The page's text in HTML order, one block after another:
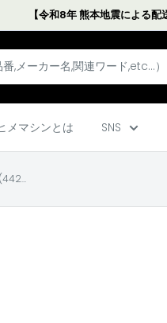
【令和8年 熊本地震による配
メマシンとは SNS